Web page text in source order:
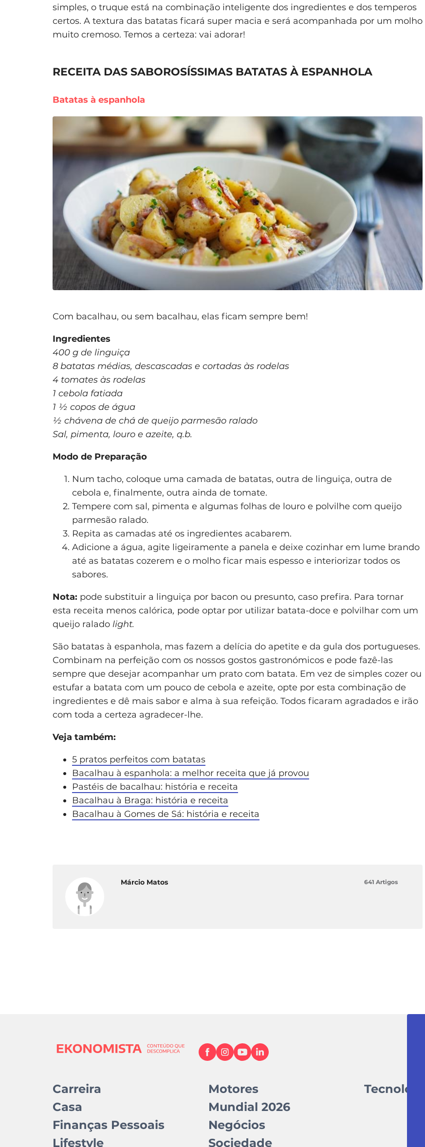
simples, o truque está na combinação inteligente dos ingredientes e dos temperos
certos. A textura das batatas ficará super macia e será acompanhada por um molho
muito cremoso. Temos a certeza: vai adorar!
RECEITA DAS SABOROSÍSSIMAS BATATAS À ESPANHOLA
Batatas à espanhola
Com bacalhau, ou sem bacalhau, elas ficam sempre bem!
Ingredientes
400 g de linguiça
8 batatas médias, descascadas e cortadas às rodelas
4 tomates às rodelas
1 cebola fatiada
1 ½ copos de água
½ chávena de chá de queijo parmesão ralado
Sal, pimenta, louro e azeite, q.b.
Modo de Preparação
Num tacho, coloque uma camada de batatas, outra de linguiça, outra de
cebola e, finalmente, outra ainda de tomate.
Tempere com sal, pimenta e algumas folhas de louro e polvilhe com queijo
parmesão ralado.
Repita as camadas até os ingredientes acabarem.
Adicione a água, agite ligeiramente a panela e deixe cozinhar em lume brando
até as batatas cozerem e o molho ficar mais espesso e interiorizar todos os
sabores.
Nota: pode substituir a linguiça por bacon ou presunto, caso prefira. Para tornar
esta receita menos calórica, pode optar por utilizar batata-doce e polvilhar com um
queijo ralado light.
São batatas à espanhola, mas fazem a delícia do apetite e da gula dos portugueses.
Combinam na perfeição com os nossos gostos gastronómicos e pode fazê-las
sempre que desejar acompanhar um prato com batata. Em vez de simples cozer ou
estufar a batata com um pouco de cebola e azeite, opte por esta combinação de
ingredientes e dê mais sabor e alma à sua refeição. Todos ficaram agradados e irão
com toda a certeza agradecer-lhe.
Veja também:
5 pratos perfeitos com batatas
Bacalhau à espanhola: a melhor receita que já provou
Pastéis de bacalhau: história e receita
Bacalhau à Braga: história e receita
Bacalhau à Gomes de Sá: história e receita
Márcio Matos 641 Artigos
Carreira
Casa
Finanças Pessoais
Lifestyle
Motores
Mundial 2026
Negócios
Sociedade
Tecnologia